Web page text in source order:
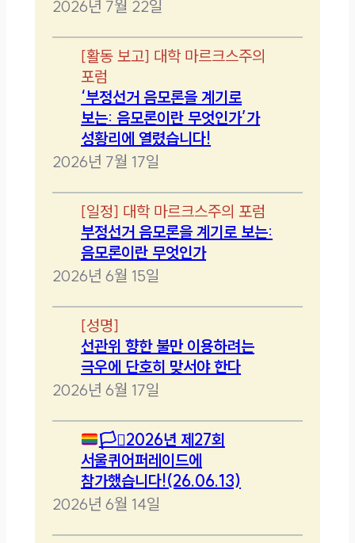
2026년 7월 22일
[활동 보고] 대학 마르크스주의
포럼
‘부정선거 음모론을 계기로
보는: 음모론이란 무엇인가’가
성황리에 열렸습니다!
2026년 7월 17일
[일정] 대학 마르크스주의 포럼
부정선거 음모론을 계기로 보는:
음모론이란 무엇인가
2026년 6월 15일
[성명]
선관위 향한 불만 이용하려는
극우에 단호히 맞서야 한다
2026년 6월 17일
🏳️‍⚧️2026년 제27회
서울퀴어퍼레이드에
참가했습니다!(26.06.13)
2026년 6월 14일